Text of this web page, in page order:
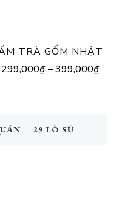
TRÀ GỐM NHẬT
299,000₫–399,000₫
– 29 LÒ SŨ